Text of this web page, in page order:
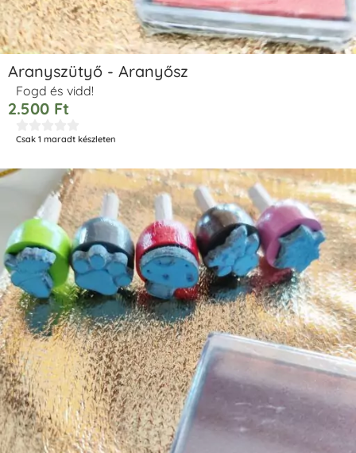
Aranyszütyő - Aranyősz
Fogd és vidd!
2.500 Ft
Csak 1 maradt készleten